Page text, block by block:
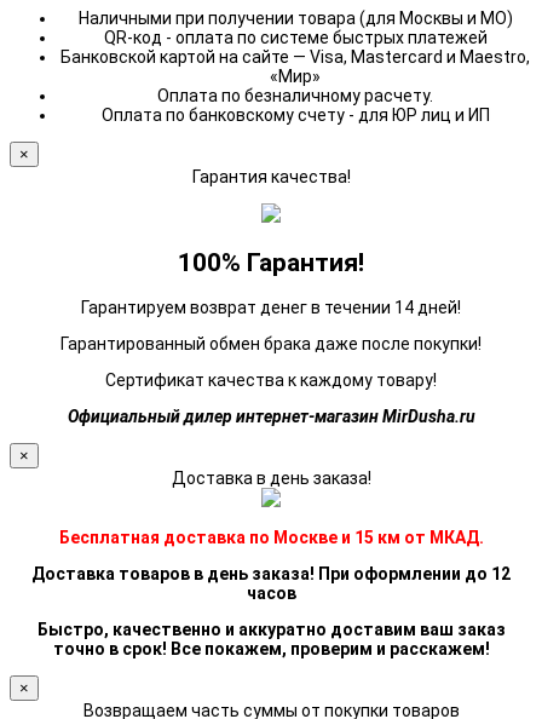
Наличными при получении товара (для Москвы и МО)
QR-код - оплата по системе быстрых платежей
Банковской картой на сайте — Visa, Mastercard и Maestro,
«Мир»
Оплата по безналичному расчету.
Оплата по банковскому счету - для ЮР лиц и ИП
×
Гарантия качества!
100% Гарантия!
Гарантируем возврат денег в течении 14 дней!
Гарантированный обмен брака даже после покупки!
Сертификат качества к каждому товару!
Официальный дилер интернет-магазин MirDusha.ru
×
Доставка в день заказа!
Бесплатная доставка по Москве и 15 км от МКАД.
Доставка товаров в день заказа! При оформлении до 12
часов
Быстро, качественно и аккуратно доставим ваш заказ
точно в срок! Все покажем, проверим и расскажем!
×
Возвращаем часть суммы от покупки товаров